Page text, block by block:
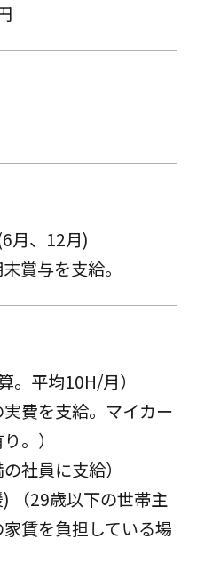
月、12月)
賞与を支給。
。平均10H/月）
費を支給。マイカー
。）
社員に支給）
（29歳以下の世帯主
賃を負担している場